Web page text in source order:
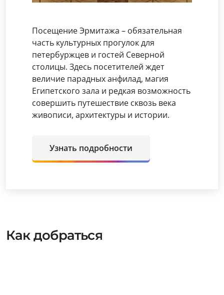
Посещение Эрмитажа – обязательная
часть культурных прогулок для
петербуржцев и гостей Северной
столицы. Здесь посетителей ждет
величие парадных анфилад, магия
Египетского зала и редкая возможность
совершить путешествие сквозь века
живописи, архитектуры и истории.
Узнать подробности
Как добраться